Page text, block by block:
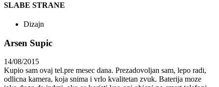
SLABE STRANE
Dizajn
Arsen Supic
14/08/2015
Kupio sam ovaj tel.pre mesec dana. Prezadovoljan sam, lepo radi,
odlicna kamera, koja snima i vrlo kvalitetan zvuk. Baterija moze